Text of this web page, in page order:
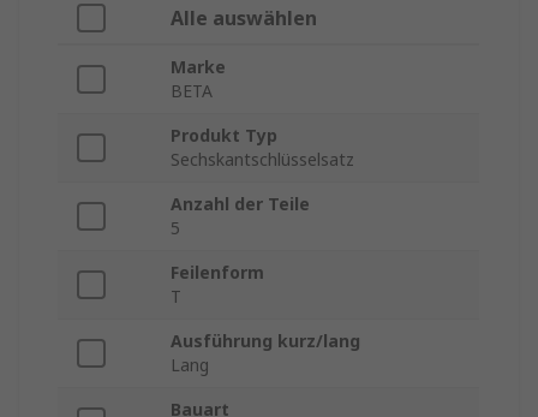
Alle auswählen
Marke
BETA
Produkt Typ
Sechskantschlüsselsatz
Anzahl der Teile
5
Feilenform
T
Ausführung kurz/lang
Lang
Bauart